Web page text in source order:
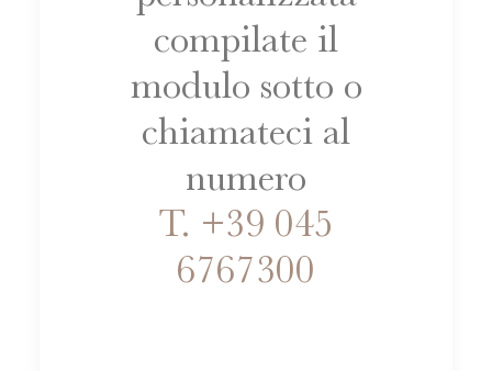
compilate il
modulo sotto o
chiamateci al
numero
T. +39 045
6767300